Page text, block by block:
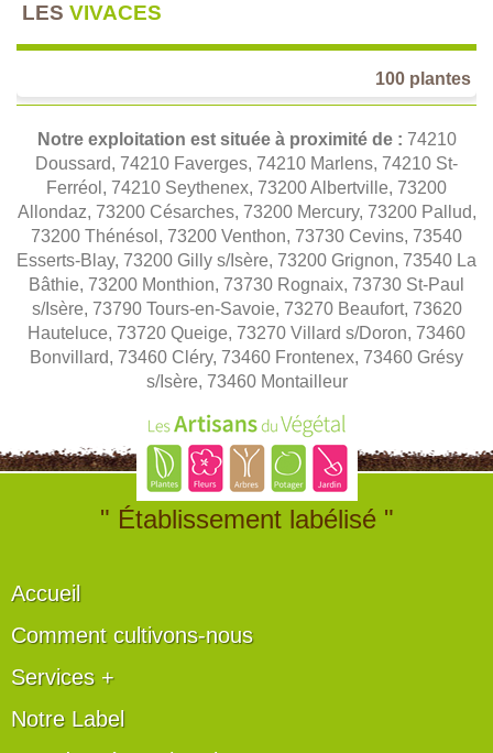
LES VIVACES
100 plantes
Notre exploitation est située à proximité de : 74210
Doussard, 74210 Faverges, 74210 Marlens, 74210 St-
Ferréol, 74210 Seythenex, 73200 Albertville, 73200
Allondaz, 73200 Césarches, 73200 Mercury, 73200 Pallud,
73200 Thénésol, 73200 Venthon, 73730 Cevins, 73540
Esserts-Blay, 73200 Gilly s/Isère, 73200 Grignon, 73540 La
Bâthie, 73200 Monthion, 73730 Rognaix, 73730 St-Paul
s/Isère, 73790 Tours-en-Savoie, 73270 Beaufort, 73620
Hauteluce, 73720 Queige, 73270 Villard s/Doron, 73460
Bonvillard, 73460 Cléry, 73460 Frontenex, 73460 Grésy
s/Isère, 73460 Montailleur
" Établissement labélisé "
Accueil
Comment cultivons-nous
Services +
Notre Label